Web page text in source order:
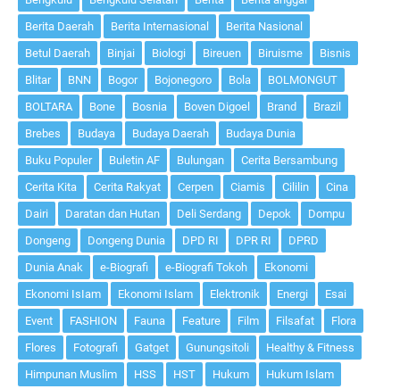
Berita Daerah
Berita Internasional
Berita Nasional
Betul Daerah
Binjai Biologi Bireuen Biruisme
Bisnis
Blitar
BNN Bogor Bojonegoro Bola
BOLMONGUT
BOLTARA
Bone Bosnia Boven Digoel Brand
Brazil
Brebes
Budaya Budaya Daerah
Budaya Dunia
Buku Populer
Buletin AF Bulungan
Cerita Bersambung
Cerita Kita
Cerita Rakyat Cerpen Ciamis Cililin
Cina
Dairi
Daratan dan Hutan Deli Serdang Depok
Dompu
Dongeng
Dongeng Dunia DPD RI DPR RI
DPRD
Dunia Anak
e-Biografi e-Biografi Tokoh
Ekonomi
Ekonomi IsIam
Ekonomi Islam Elektronik Energi
Esai
Event
FASHION Fauna Feature Film Filsafat
Flora
Flores
Fotografi Gatget Gunungsitoli
Healthy & Fitness
Himpunan Muslim
HSS HST Hukum Hukum Islam